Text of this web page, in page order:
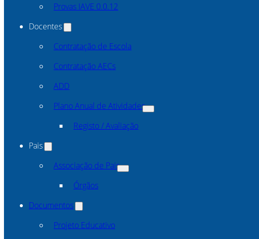
Provas IAVE 0.0.12
Docentes
Contratação de Escola
Contratação AECs
ADD
Plano Anual de Atividades
Registo / Avaliação
Pais
Associação de Pais
Órgãos
Documentos
Projeto Educativo